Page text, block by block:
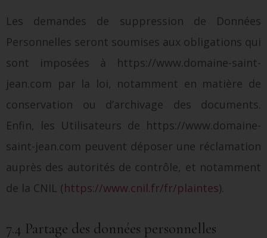
Les demandes de suppression de Données
Personnelles seront soumises aux obligations qui
sont imposées à https://www.domaine-saint-
jean.com par la loi, notamment en matière de
conservation ou d’archivage des documents.
Enfin, les Utilisateurs de https://www.domaine-
saint-jean.com peuvent déposer une réclamation
auprès des autorités de contrôle, et notamment
de la CNIL (https://www.cnil.fr/fr/plaintes).
7.4 Partage des données personnelles